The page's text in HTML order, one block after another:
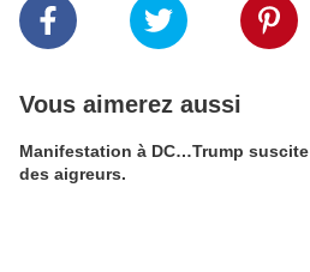
Vous aimerez aussi
Manifestation à DC…Trump suscite
des aigreurs.